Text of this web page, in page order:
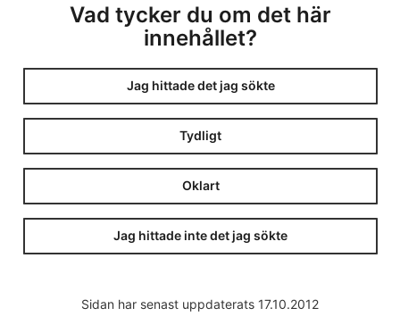
Vad tycker du om det här
innehållet?
Jag hittade det jag sökte
Tydligt
Oklart
Jag hittade inte det jag sökte
Sidan har senast uppdaterats 17.10.2012